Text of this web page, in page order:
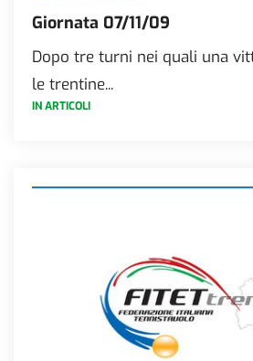
Giornata 07/11/09
Dopo tre turni nei quali una
le trentine...
IN ARTICOLI